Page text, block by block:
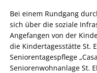
Bei einem Rundgang
sich über die soziale
Angefangen von der
die Kindertagesstätte St.
Seniorentagespflege
Seniorenwohnanlage St.